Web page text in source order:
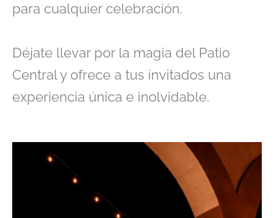
para cualquier celebración.
Déjate llevar por la magia del Patio
Central y ofrece a tus invitados una
experiencia única e inolvidable.